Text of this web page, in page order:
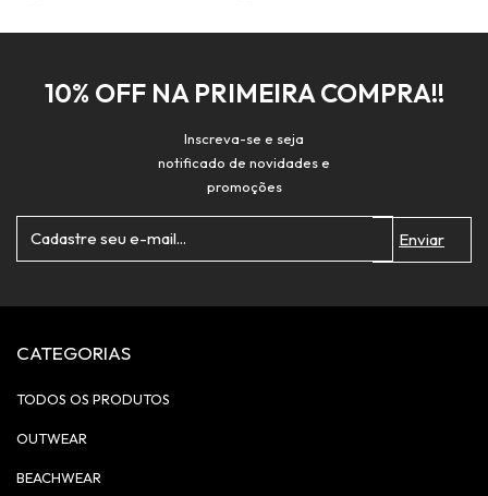
10% OFF NA PRIMEIRA COMPRA!!
Inscreva-se e seja
notificado de novidades e
promoções
CATEGORIAS
TODOS OS PRODUTOS
OUTWEAR
BEACHWEAR